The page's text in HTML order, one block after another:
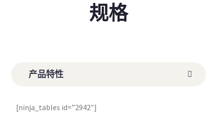
规格
产品特性
[ninja_tables id=”2942″]